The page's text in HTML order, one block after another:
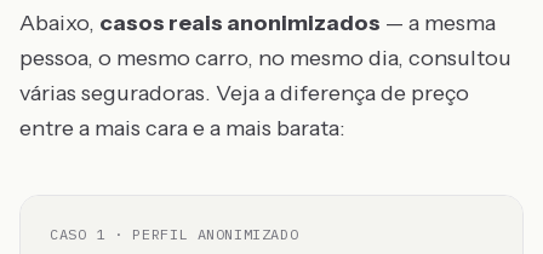
Abaixo, casos reais anonimizados — a mesma
pessoa, o mesmo carro, no mesmo dia, consultou
várias seguradoras. Veja a diferença de preço
entre a mais cara e a mais barata:
CASO 1 · PERFIL ANONIMIZADO